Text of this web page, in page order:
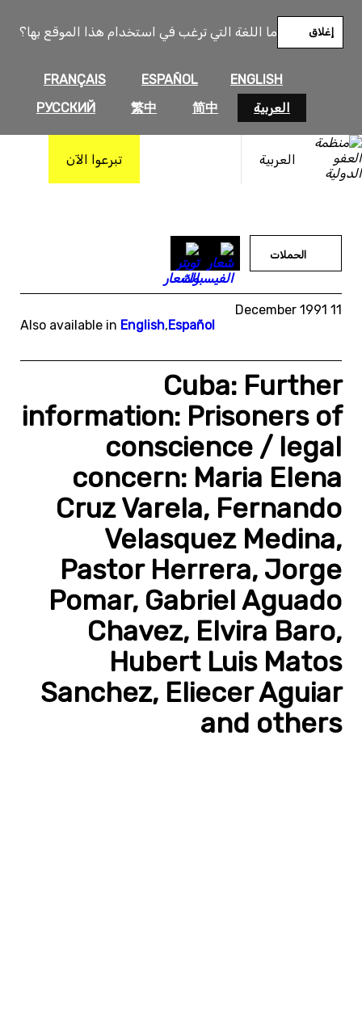
ما اللغة التي ترغب في استخدام هذا الموقع بها؟
ENGLISH
ESPAÑOL
FRANÇAIS
العربية
简中
繁中
РУССКИЙ
إغلاق
العربية تبرعوا الآن
المحتوى
الحملات
11 December 1991
Also available in English,Español
Cuba: Further
information: Prisoners of
conscience / legal
concern: Maria Elena
Cruz Varela, Fernando
Velasquez Medina,
Pastor Herrera, Jorge
Pomar, Gabriel Aguado
Chavez, Elvira Baro,
Hubert Luis Matos
Sanchez, Eliecer Aguiar
and others